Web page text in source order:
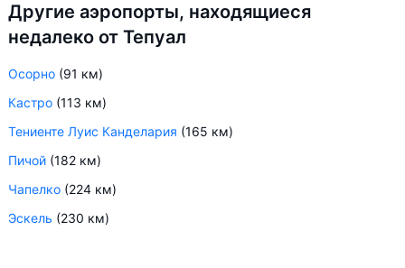
Другие аэропорты, находящиеся
недалеко от Тепуал
Осорно (91 км)
Кастро (113 км)
Тениенте Луис Канделария (165 км)
Пичой (182 км)
Чапелко (224 км)
Эскель (230 км)